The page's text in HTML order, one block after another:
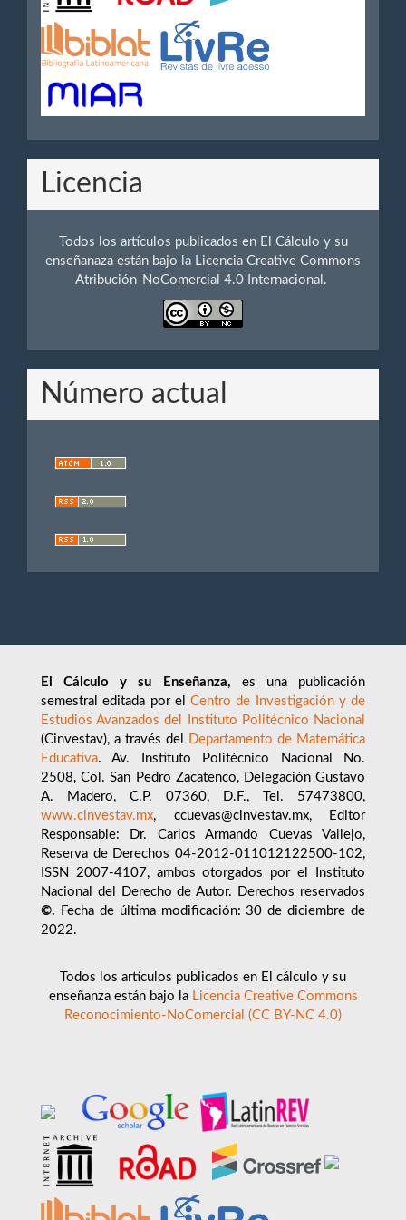
Licencia
Todos los artículos publicados en El Cálculo y su
enseñanaza están bajo la Licencia Creative Commons
Atribución-NoComercial 4.0 Internacional.
Número actual
El Cálculo y su Enseñanza, es una publicación
semestral editada por el Centro de Investigación y de
Estudios Avanzados del Instituto Politécnico Nacional
(Cinvestav), a través del
Departamento de Matemática
Educativa. Av. Instituto Politécnico Nacional No.
2508, Col. San Pedro Zacatenco, Delegación Gustavo
A. Madero, C.P. 07360, D.F., Tel. 57473800,
www.cinvestav.mx, ccuevas@cinvestav.mx, Editor
Responsable: Dr. Carlos Armando Cuevas Vallejo,
Reserva de Derechos 04-2012-011012122500-102,
ISSN 2007-4107, ambos otorgados por el Instituto
Nacional del Derecho de Autor. Derechos reservados
©. Fecha de última modificación: 30 de diciembre de
2022.
Todos los artículos publicados en El cálculo y su
enseñanza están bajo la Licencia Creative Commons
Reconocimiento-NoComercial (CC BY-NC 4.0)